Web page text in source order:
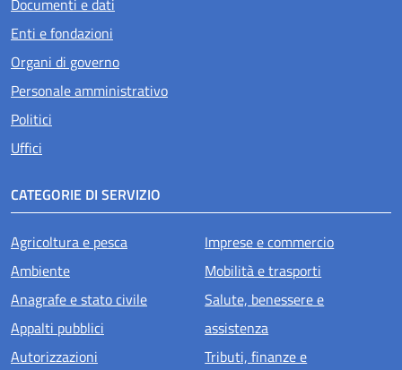
Enti e fondazioni
Organi di governo
Personale amministrativo
Politici
Uffici
CATEGORIE DI SERVIZIO
Agricoltura e pesca
Ambiente
Anagrafe e stato civile
Appalti pubblici
Autorizzazioni
Imprese e commercio
Mobilità e trasporti
Salute, benessere e
assistenza
Tributi, finanze e